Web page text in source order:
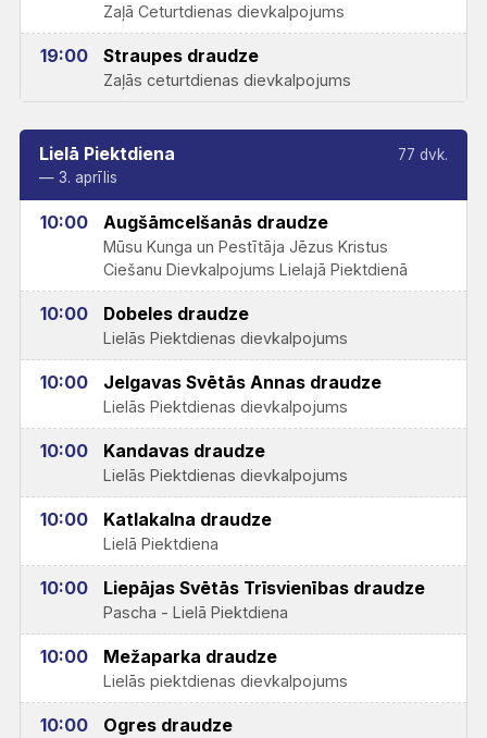
Zaļā Ceturtdienas dievkalpojums
19:00 Straupes draudze
Zaļās ceturtdienas dievkalpojums
Lielā Piektdiena
— 3. aprīlis
77 dvk.
10:00 Augšāmcelšanās draudze
Mūsu Kunga un Pestītāja Jēzus Kristus
Ciešanu Dievkalpojums Lielajā Piektdienā
10:00 Dobeles draudze
Lielās Piektdienas dievkalpojums
10:00 Jelgavas Svētās Annas draudze
Lielās Piektdienas dievkalpojums
10:00 Kandavas draudze
Lielās Piektdienas dievkalpojums
10:00 Katlakalna draudze
Lielā Piektdiena
10:00 Liepājas Svētās Trīsvienības draudze
Pascha - Lielā Piektdiena
10:00 Mežaparka draudze
Lielās piektdienas dievkalpojums
10:00 Ogres draudze